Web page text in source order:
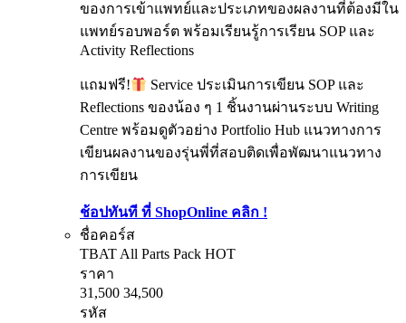
ของการเข้าแพทย์และประเภทของผลงานที่ต้องมีใน
แพทย์รอบพอร์ต พร้อมเรียนรู้การเรียน SOP และ
Activity Reflections
แถมฟรี!
Service ประเมินการเขียน SOP และ
Reflections ของน้อง ๆ 1 ชิ้นงานผ่านระบบ Writing
Centre พร้อมดูตัวอย่าง Portfolio Hub แนวทางการ
เขียนผลงานของรุ่นพี่ที่สอบติดเพื่อพัฒนาแนวทาง
การเขียน
ช้อปทันที ที่ ShopOnline คลิก !
ชื่อคอร์ส
TBAT All Parts Pack HOT
ราคา
31,500 34,500
รหัส